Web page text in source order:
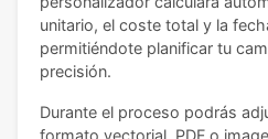
unitario, el coste total y la
permitiéndote planificar tu
precisión.
Durante el proceso podrás
formato vectorial, PDF o